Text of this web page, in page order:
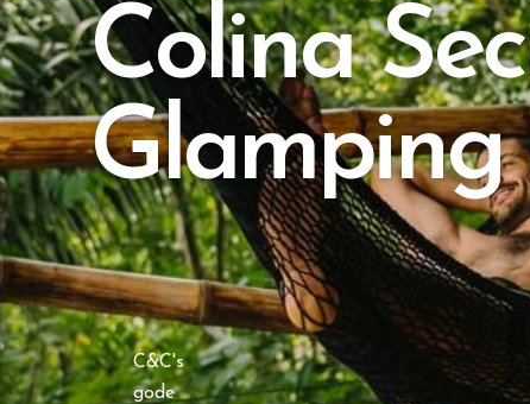
Colina
Glamping
C&C's
gode